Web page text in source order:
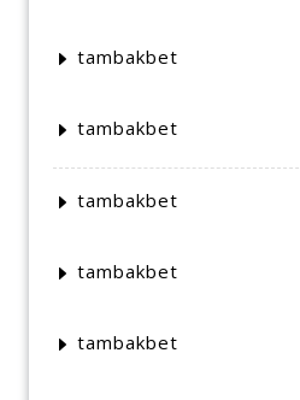
tambakbet
tambakbet
tambakbet
tambakbet
tambakbet